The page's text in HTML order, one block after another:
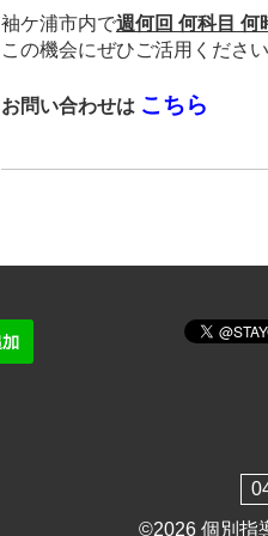
袖ケ浦市内で週何回 何科目 何
この機会にぜひご活用ください
お問い合わせは こちら
©2026 個別指